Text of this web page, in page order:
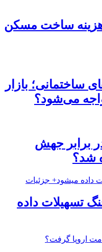
هزینه ساخت مسکن
ساختمانی؛ بازار
می‌شود؟
برابر جهش
شد؟
تسهیلات داده